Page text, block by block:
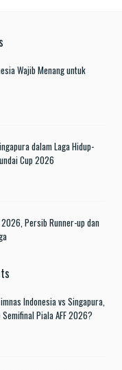
Wajib Menang untuk
dalam Laga Hidup-
Cup 2026
Persib Runner-up dan
Indonesia vs Singapura,
Piala AFF 2026?